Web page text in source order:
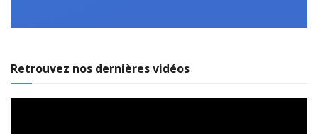
Retrouvez nos dernières vidéos